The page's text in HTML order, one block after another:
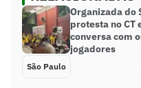
Organizada do
protesta no CT
conversa com
jogadores
São Paulo